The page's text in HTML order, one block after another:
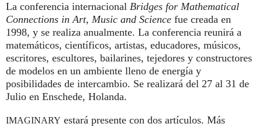
La conferencia internacional Bridges for Mathematical
Connections in Art, Music and Science fue creada en
1998, y se realiza anualmente. La conferencia reunirá a
matemáticos, científicos, artistas, educadores, músicos,
escritores, escultores, bailarines, tejedores y constructores
de modelos en un ambiente lleno de energía y
posibilidades de intercambio. Se realizará del 27 al 31 de
Julio en Enschede, Holanda.
IMAGINARY estará presente con dos artículos. Más